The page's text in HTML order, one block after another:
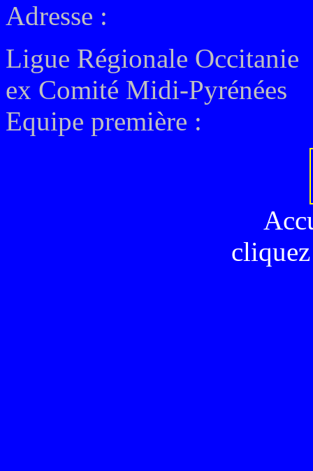
Adresse :
Ligue Régionale Occitanie
ex Comité Midi-Pyrénées
Equipe première :